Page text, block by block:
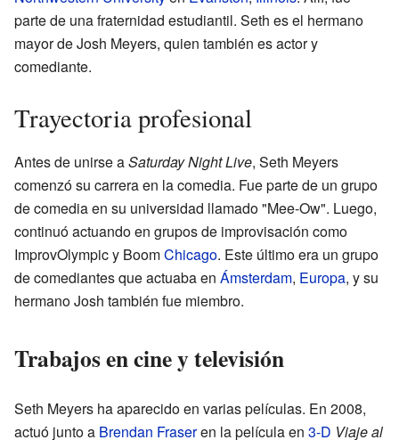
parte de una fraternidad estudiantil. Seth es el hermano
mayor de Josh Meyers, quien también es actor y
comediante.
Trayectoria profesional
Antes de unirse aSaturday Night Live, Seth Meyers
comenzó su carrera en la comedia. Fue parte de un grupo
de comedia en su universidad llamado "Mee-Ow". Luego,
continuó actuando en grupos de improvisación como
ImprovOlympic y BoomChicago. Este último era un grupo
de comediantes que actuaba en Ámsterdam, Europa, y su
hermano Josh también fue miembro.
Trabajos en cine y televisión
Seth Meyers ha aparecido en varias películas. En 2008,
actuó junto a Brendan Fraseren la película en 3-D Viaje al